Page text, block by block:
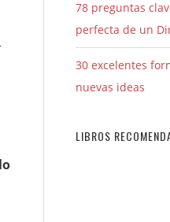
78 preguntas
perfecta de un
30 excelentes
nuevas ideas
LIBROS